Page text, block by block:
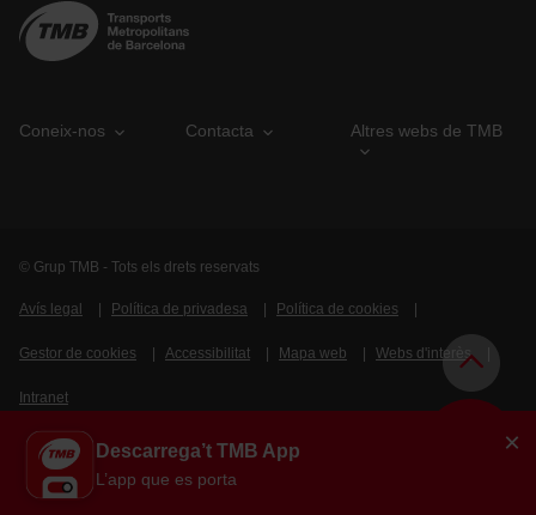
Coneix-nos Contacta Altres webs de TMB
© Grup TMB - Tots els drets reservats
Avís legal Política de privadesa Política de cookies
Gestor de cookies Accessibilitat Mapa web Webs d'interès
Intranet
Descarrega’t TMB App
L’app que es porta
×